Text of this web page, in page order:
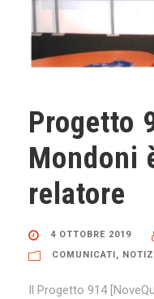
Progetto
Mondoni
relatore
4 OTTOBRE 2019
COMUNICATI ,
Il Progetto 914